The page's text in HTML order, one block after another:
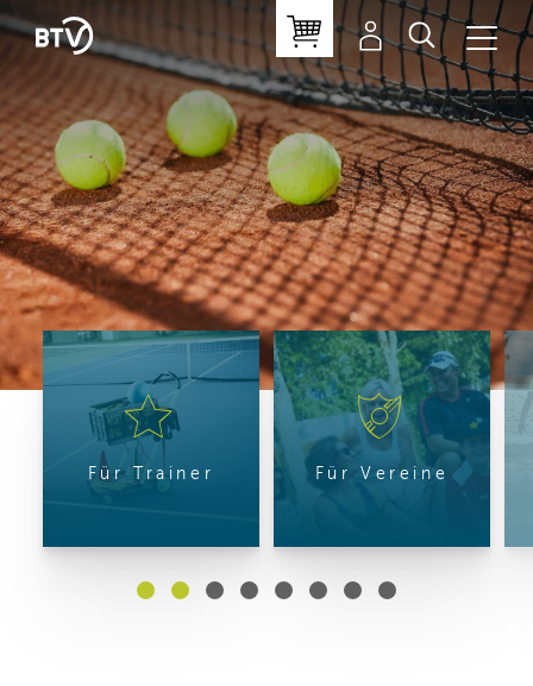
Für Trainer Für Vereine